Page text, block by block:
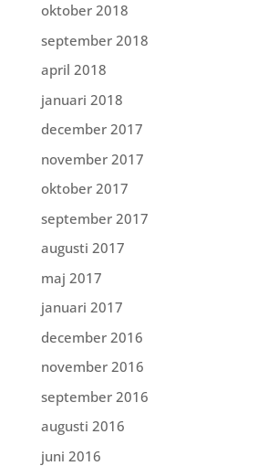
oktober 2018
september 2018
april 2018
januari 2018
december 2017
november 2017
oktober 2017
september 2017
augusti 2017
maj 2017
januari 2017
december 2016
november 2016
september 2016
augusti 2016
juni 2016